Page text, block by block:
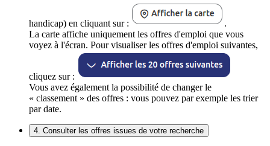
handicap) en cliquant sur :
.
La carte affiche uniquement les offres d'emploi que vous
voyez à l'écran. Pour visualiser les offres d'emploi suivantes,
cliquez sur :
Vous avez également la possibilité de changer le
« classement » des offres : vous pouvez par exemple les trier
par date.
4. Consulter les offres issues de votre recherche